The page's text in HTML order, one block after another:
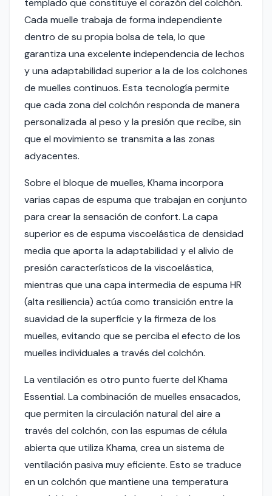
templado que constituye el corazón del colchón.
Cada muelle trabaja de forma independiente
dentro de su propia bolsa de tela, lo que
garantiza una excelente independencia de lechos
y una adaptabilidad superior a la de los colchones
de muelles continuos. Esta tecnología permite
que cada zona del colchón responda de manera
personalizada al peso y la presión que recibe, sin
que el movimiento se transmita a las zonas
adyacentes.
Sobre el bloque de muelles, Khama incorpora
varias capas de espuma que trabajan en conjunto
para crear la sensación de confort. La capa
superior es de espuma viscoelástica de densidad
media que aporta la adaptabilidad y el alivio de
presión característicos de la viscoelástica,
mientras que una capa intermedia de espuma HR
(alta resiliencia) actúa como transición entre la
suavidad de la superficie y la firmeza de los
muelles, evitando que se perciba el efecto de los
muelles individuales a través del colchón.
La ventilación es otro punto fuerte del Khama
Essential. La combinación de muelles ensacados,
que permiten la circulación natural del aire a
través del colchón, con las espumas de célula
abierta que utiliza Khama, crea un sistema de
ventilación pasiva muy eficiente. Esto se traduce
en un colchón que mantiene una temperatura